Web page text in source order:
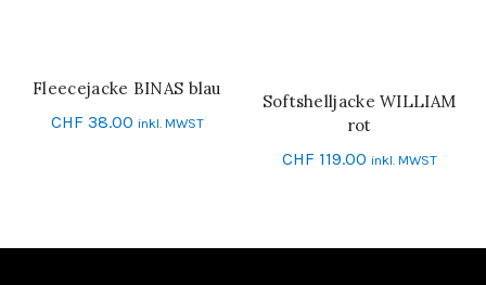
SCHNELL-EINKAUF
Fleecejacke BINAS blau
CHF 38.00 inkl. MWST
SCHNELL-EINKAUF
Softshelljacke WILLIAM
rot
CHF 119.00 inkl. MWST